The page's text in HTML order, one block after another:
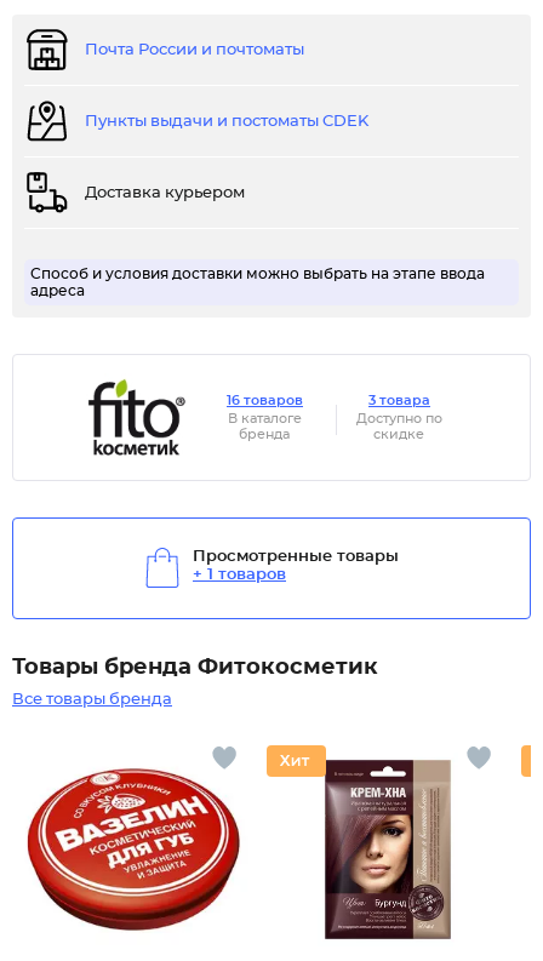
Почта России и почтоматы
Пункты выдачи и постоматы CDEK
Доставка курьером
Способ и условия доставки можно выбрать на этапе ввода
адреса
16 товаров
В каталоге
бренда
3 товара
Доступно по
скидке
Просмотренные товары
+ 1 товаров
Товары бренда Фитокосметик
Все товары бренда